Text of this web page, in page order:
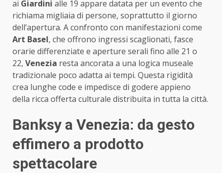
ai Giardini alle 19 appare datata per un evento che
richiama migliaia di persone, soprattutto il giorno
dell’apertura. A confronto con manifestazioni come
Art Basel, che offrono ingressi scaglionati, fasce
orarie differenziate e aperture serali fino alle 21 o
22, Venezia resta ancorata a una logica museale
tradizionale poco adatta ai tempi. Questa rigidità
crea lunghe code e impedisce di godere appieno
della ricca offerta culturale distribuita in tutta la città.
Banksy a Venezia: da gesto
effimero a prodotto
spettacolare